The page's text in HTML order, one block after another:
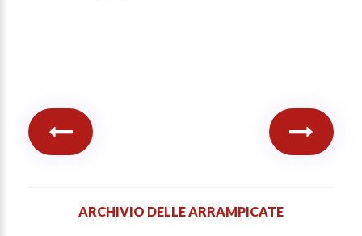
ARCHIVIO DELLE ARRAMPICATE